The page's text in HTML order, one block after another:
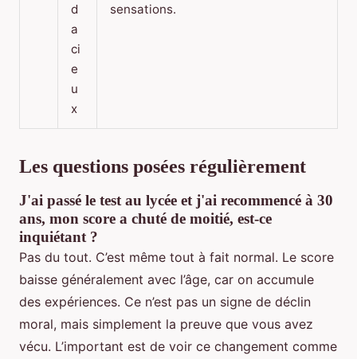
d
a
ci
e
u
x
sensations.
Les questions posées régulièrement
J'ai passé le test au lycée et j'ai recommencé à 30
ans, mon score a chuté de moitié, est-ce
inquiétant ?
Pas du tout. C’est même tout à fait normal. Le score
baisse généralement avec l’âge, car on accumule
des expériences. Ce n’est pas un signe de déclin
moral, mais simplement la preuve que vous avez
vécu. L’important est de voir ce changement comme